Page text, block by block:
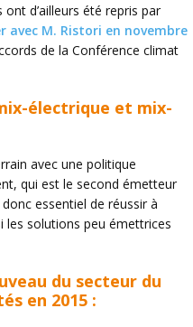
d’ailleurs été repris par
avec M. Ristori en novembre
de la Conférence climat
électrique et mix-
avec une politique
qui est le second émetteur
essentiel de réussir à
les solutions peu émettrices
du secteur du
en 2015 :